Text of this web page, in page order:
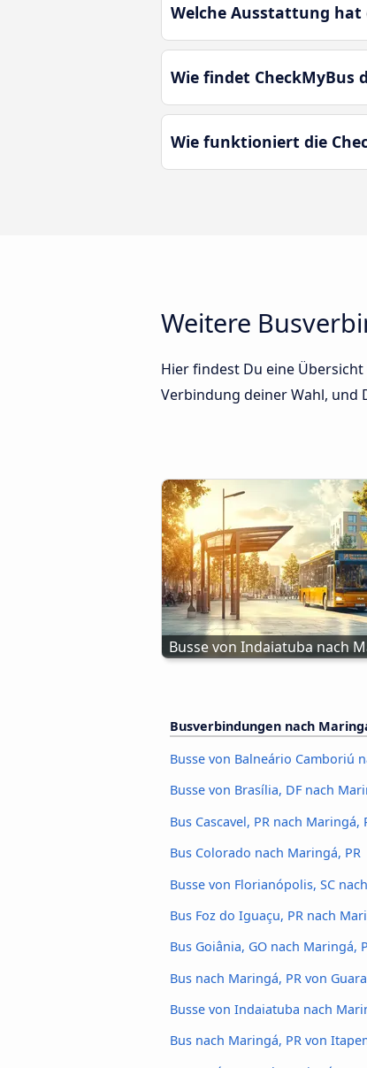
Welche Ausstattung hat
Wie findet CheckMyBus
Wie funktioniert die
Weitere
Hier findest Du eine
Verbindung deiner Wahl, und
Busse von Indaiatuba nach
Busverbindungen nach
Busse von Balneário Camboriú
Busse von Brasília, DF nach
Bus Cascavel, PR nach Maringá,
Bus Colorado nach Maringá, PR
Busse von Florianópolis, SC
Bus Foz do Iguaçu, PR nach
Bus Goiânia, GO nach Maringá,
Bus nach Maringá, PR von
Busse von Indaiatuba nach
Bus nach Maringá, PR von